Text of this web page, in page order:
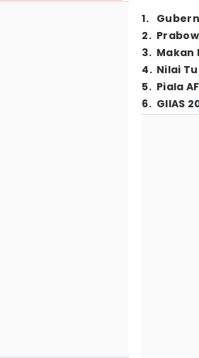
1.
2.
3. Makan
4. Nilai
5. Piala
6. GIIAS